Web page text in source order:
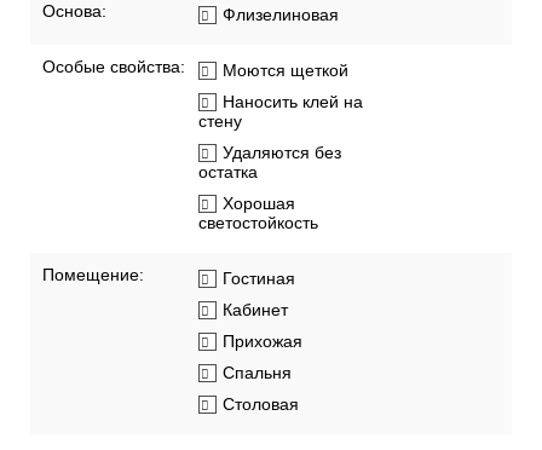
Основа: Флизелиновая
Особые свойства:
Моются щеткой
Наносить клей на
стену
Удаляются без
остатка
Хорошая
светостойкость
Помещение:
Гостиная
Кабинет
Прихожая
Спальня
Столовая